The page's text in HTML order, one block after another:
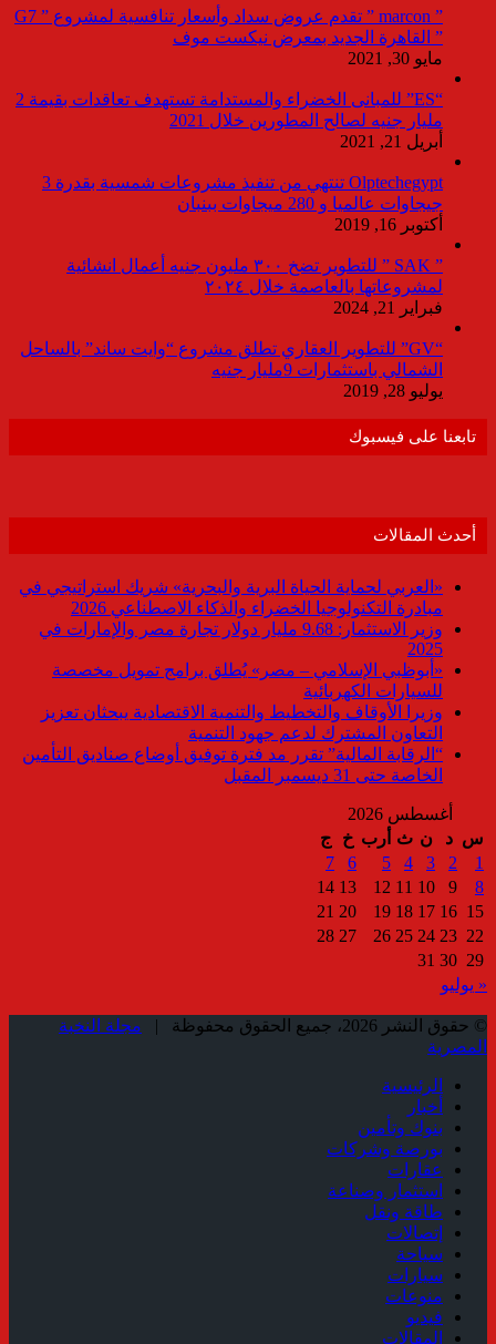
” marcon ” تقدم عروض سداد وأسعار تنافسية لمشروع ” G7
” القاهرة الجديد بمعرض نيكست موف
مايو 30, 2021
“ES” للمبانى الخضراء والمستدامة تستهدف تعاقدات بقيمة 2
مليار جنيه لصالح المطورين خلال 2021
أبريل 21, 2021
Olptechegypt تنتهي من تنفيذ مشروعات شمسية بقدرة 3
جيجاوات عالميا و 280 ميجاوات ببنبان
أكتوبر 16, 2019
” SAK ” للتطوير تضخ ٣٠٠ مليون جنيه أعمال انشائية
لمشروعاتها بالعاصمة خلال ٢٠٢٤
فبراير 21, 2024
“GV” للتطوير العقاري تطلق مشروع “وايت ساند” بالساحل
الشمالي باستثمارات 9مليار جنيه
يوليو 28, 2019
تابعنا على فيسبوك
أحدث المقالات
«العربي لحماية الحياة البرية والبحرية» شريك استراتيجي في
مبادرة التكنولوجيا الخضراء والذكاء الاصطناعي 2026
وزير الاستثمار: 9.68 مليار دولار تجارة مصر والإمارات في
2025
«أبوظبي الإسلامي – مصر» يُطلق برامج تمويل مخصصة
للسيارات الكهربائية
وزيرا الأوقاف والتخطيط والتنمية الاقتصادية يبحثان تعزيز
التعاون المشترك لدعم جهود التنمية
“الرقابة المالية” تقرر مد فترة توفيق أوضاع صناديق التأمين
الخاصة حتى 31 ديسمبر المقبل
أغسطس 2026
س د ن ث أرب خ
ج
1
2
3
4
5
6
7
8
9
10
11
12
13
14
15
16
17
18
19
20
21
22
23
24
25
26
27
28
29
30
31
« يوليو
© حقوق النشر 2026، جميع الحقوق محفوظة |
مجلة النخبة
المصرية
الرئيسية
أخبار
بنوك وتأمين
بورصة وشركات
عقارات
استثمار وصناعة
طاقة ونقل
إتصالات
سياحة
سيارات
منوعات
فيديو
المقالات